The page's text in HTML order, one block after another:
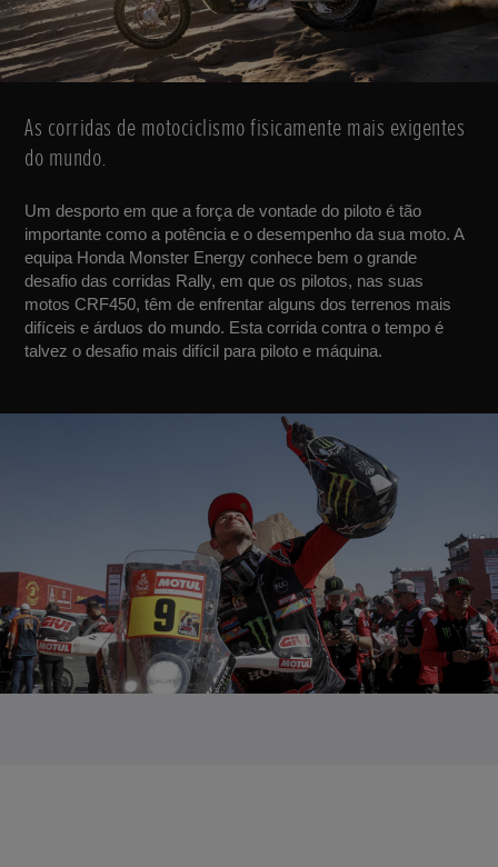
As corridas de motociclismo fisicamente mais exigentes
do mundo.
Um desporto em que a força de vontade do piloto é tão
importante como a potência e o desempenho da sua moto. A
equipa Honda Monster Energy conhece bem o grande
desafio das corridas Rally, em que os pilotos, nas suas
motos CRF450, têm de enfrentar alguns dos terrenos mais
difíceis e árduos do mundo. Esta corrida contra o tempo é
talvez o desafio mais difícil para piloto e máquina.